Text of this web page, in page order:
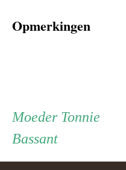
Opmerkingen
Persoon
ouder
Moeder Moeder
Tonnie
Bassant